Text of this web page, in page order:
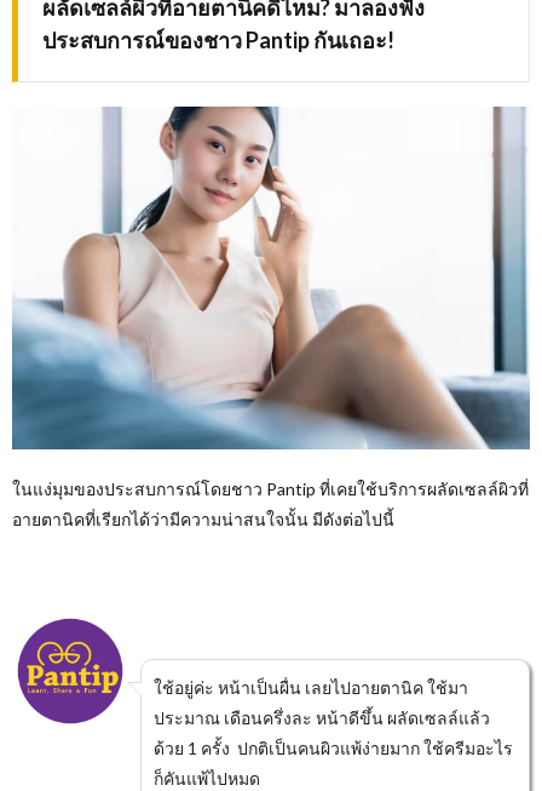
ผลัดเซลล์ผิวที่อายตานิคดีไหม? มาลองฟัง
ประสบการณ์ของชาว Pantip กันเถอะ!
ในแง่มุมของประสบการณ์โดยชาว Pantip ที่เคยใช้บริการผลัดเซลล์ผิวที่
อายตานิคที่เรียกได้ว่ามีความน่าสนใจนั้น มีดังต่อไปนี้
ใช้อยู่ค่ะ หน้าเป็นผื่น เลยไปอายตานิค ใช้มา
ประมาณ เดือนครึ่งละ หน้าดีขึ้น ผลัดเซลล์แล้ว
ด้วย 1 ครั้ง ปกติเป็นคนผิวแพ้ง่ายมาก ใช้ครีมอะไร
ก็คันแพ้ไปหมด